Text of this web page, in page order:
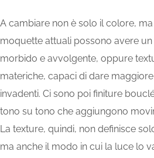
A cambiare non è solo il colore,
moquette attuali possono avere
morbido e avvolgente, oppure
materiche, capaci di dare
invadenti. Ci sono poi finiture
tono su tono che aggiungono
La texture, quindi, non definisce
ma anche il modo in cui la luce lo